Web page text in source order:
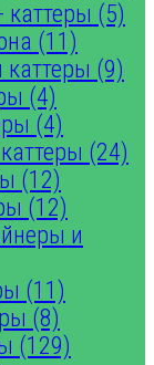
каттеры (5)
(11)
(9)
(4)
(4)
(24)
(12)
(12)
и
(11)
(8)
(129)